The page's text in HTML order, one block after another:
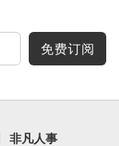
免费订阅
非凡人事